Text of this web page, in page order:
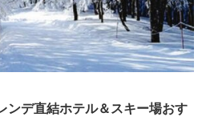
ンデ直結ホテル＆スキー場おす